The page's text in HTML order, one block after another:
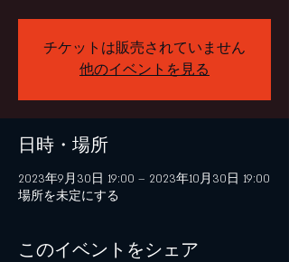
チケットは販売されていません
他のイベントを見る
日時・場所
2023年9月30日 19:00 – 2023年10月30日 19:00
場所を未定にする
このイベントをシェア